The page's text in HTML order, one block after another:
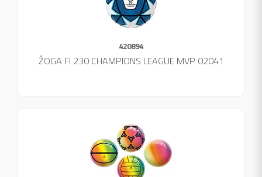
420894
ŽOGA FI 230 CHAMPIONS LEAGUE MVP 02041